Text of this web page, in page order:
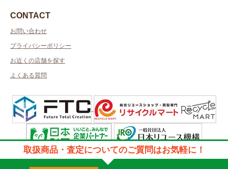
CONTACT
お問い合わせ
プライバシーポリシー
お近くの店舗を探す
よくある質問
許可管轄：山形県公安委員会
古物商許可番号：第241110000336号／取得者名：株式会社エト・アール
取扱商品・査定についてのご質問はお気軽に！